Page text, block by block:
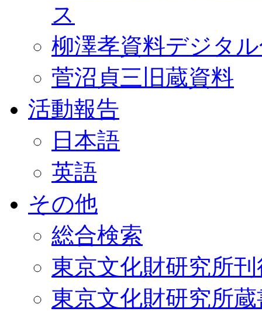
ス
柳澤孝資料デジタ
菅沼貞三旧蔵資料
活動報告
日本語
英語
その他
総合検索
東京文化財研究所
東京文化財研究所